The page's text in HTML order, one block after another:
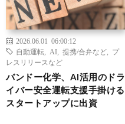
2026.06.01 06:00:12
自動運転
AI 提携/合弁など
プ
レスリリースなど
バンドー化学、AI活用のドラ
イバー安全運転支援手掛ける
スタートアップに出資